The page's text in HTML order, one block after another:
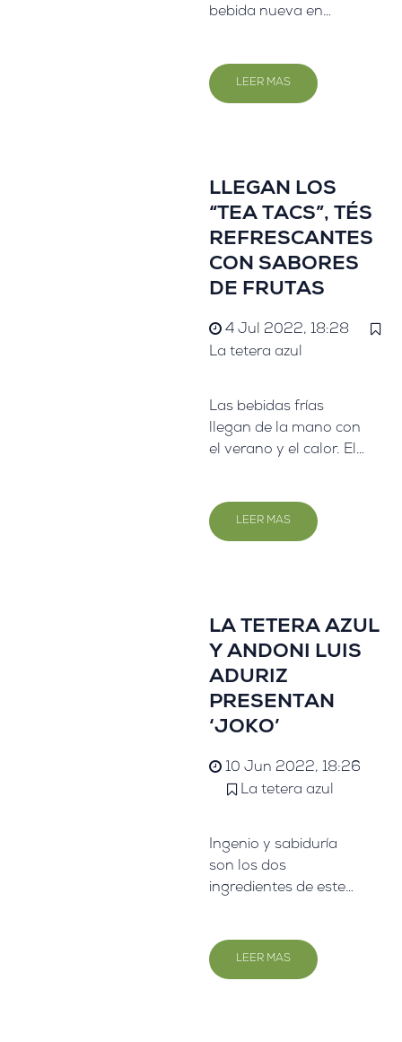
bebida nueva en
donde esta variedad
de té se remonta a
LEER MAS
LLEGAN LOS
“TEA TACS”, TÉS
REFRESCANTES
CON SABORES
DE FRUTAS
4 Jul 2022, 18:28
La tetera azul
Las bebidas frías
llegan de la mano con
el verano y el calor. El
cuidarse a la vez es
tomando tés e
son un aliado perfecto
para dejar atrás las
bebidas azucaradas.
LEER MAS
LA TETERA AZUL
Y ANDONI LUIS
ADURIZ
PRESENTAN
‘JOKO’
10 Jun 2022, 18:26
La tetera azul
Ingenio y sabiduría
son los dos
ingredientes de este
toda la creatividad
de Mugaritz y el
LEER MAS